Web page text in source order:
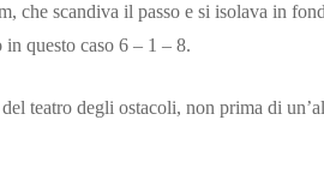
che scandiva il passo e si isolava in
questo caso 6 – 1 – 8.
teatro degli ostacoli, non prima di